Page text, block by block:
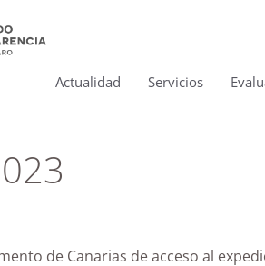
Actualidad Servicios
de Canarias de acceso al